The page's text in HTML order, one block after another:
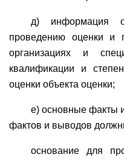
д) информация
проведению оценки и
организациях и
квалификации и
оценки объекта оценки;
е) основные факты
фактов и выводов
основание для